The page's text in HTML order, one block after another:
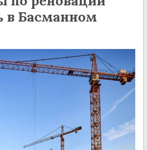
в Басманном